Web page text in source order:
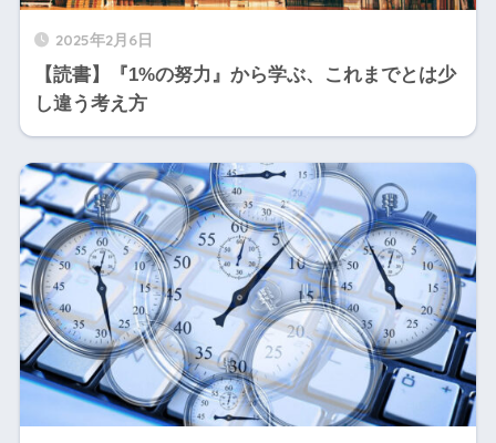
2025年2月6日
【読書】『1%の努力』から学ぶ、これまでとは少
し違う考え方